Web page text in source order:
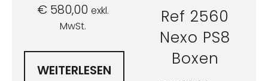
€ 580,00 exkl.
MwSt.
WEITERLESEN
Ref 2560
Nexo PS8
Boxen